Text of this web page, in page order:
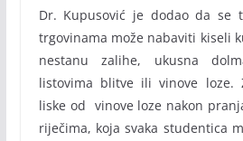
Dr. Kupusović je dodao da se
trgovinama može nabaviti kiseli
nestanu zalihe, ukusna
listovima blitve ili vinove loze.
liske od vinove loze nakon
riječima, koja svaka studentica